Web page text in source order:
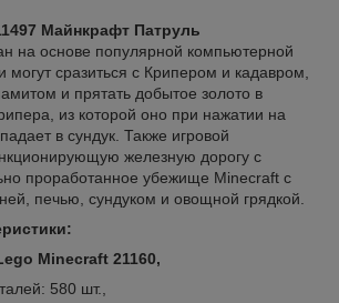
Майнкрафт Патруль
на основе популярной компьютерной
могут сразиться с Крипером и кадавром,
и прятать добытое золото в
из которой оно при нажатии на
в сундук. Также игровой
железную дорогу с
проработанное убежище Minecraft с
печью, сундуком и овощной грядкой.
Minecraft 21160,
580 шт.,